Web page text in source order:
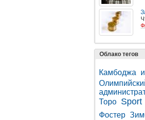
Облако тегов
Камбоджа
Торо Sport
Фостер